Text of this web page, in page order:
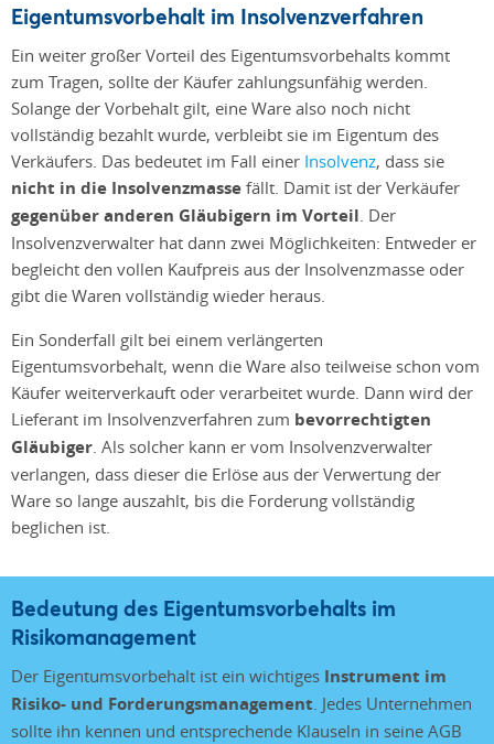
Eigentumsvorbehalt im Insolvenzverfahren
Ein weiter großer Vorteil des Eigentumsvorbehalts kommt
zum Tragen, sollte der Käufer zahlungsunfähig werden.
Solange der Vorbehalt gilt, eine Ware also noch nicht
vollständig bezahlt wurde, verbleibt sie im Eigentum des
Verkäufers. Das bedeutet im Fall einer Insolvenz, dass sie
nicht in die Insolvenzmasse fällt. Damit ist der Verkäufer
gegenüber anderen Gläubigern im Vorteil . Der
Insolvenzverwalter hat dann zwei Möglichkeiten: Entweder er
begleicht den vollen Kaufpreis aus der Insolvenzmasse oder
gibt die Waren vollständig wieder heraus.
Ein Sonderfall gilt bei einem verlängerten
Eigentumsvorbehalt, wenn die Ware also teilweise schon vom
Käufer weiterverkauft oder verarbeitet wurde. Dann wird der
Lieferant im Insolvenzverfahren zum bevorrechtigten
Gläubiger . Als solcher kann er vom Insolvenzverwalter
verlangen, dass dieser die Erlöse aus der Verwertung der
Ware so lange auszahlt, bis die Forderung vollständig
beglichen ist.
Bedeutung des Eigentumsvorbehalts im
Risikomanagement
Der Eigentumsvorbehalt ist ein wichtiges Instrument im
Risiko- und Forderungsmanagement. Jedes Unternehmen
sollte ihn kennen und entsprechende Klauseln in seine AGB